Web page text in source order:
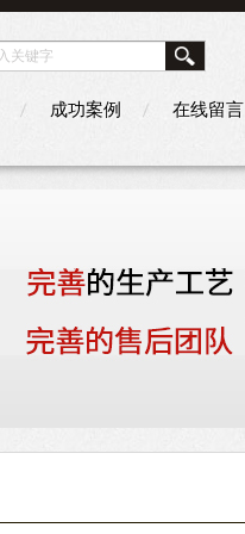
成功案例 在线留言